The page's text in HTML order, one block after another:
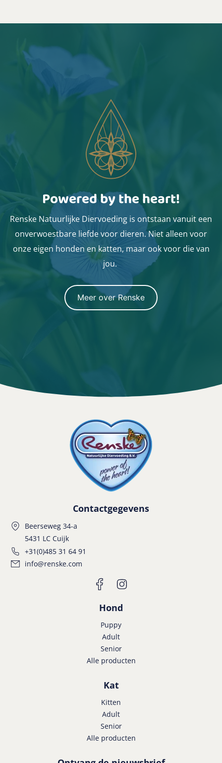
Powered by the heart!
Renske Natuurlijke Diervoeding is ontstaan vanuit een
onverwoestbare liefde voor dieren. Niet alleen voor
onze eigen honden en katten, maar ook voor die van
jou.
Meer over Renske
Contactgegevens
Beerseweg 34-a
5431 LC Cuijk
+31(0)485 31 64 91
info@renske.com
Hond
Puppy
Adult
Senior
Alle producten
Kat
Kitten
Adult
Senior
Alle producten